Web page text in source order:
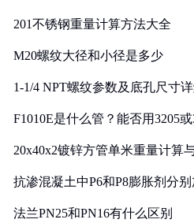
201不锈钢重量计算方法大全
M20螺纹大径和小径是多少
1-1/4 NPT螺纹参数及底孔尺寸
F1010E是什么管？能否用3205
20x40x2镀锌方管单米重量计算
抗渗混凝土中P6和P8膨胀剂分
法兰PN25和PN16有什么区别